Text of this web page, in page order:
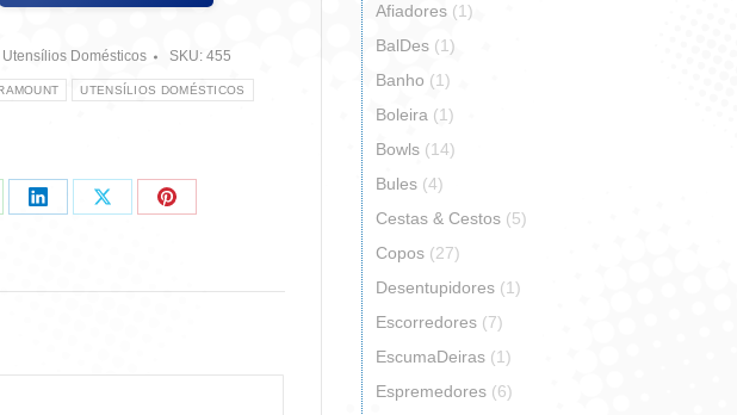
Utensílios Domésticos SKU:455
UTENSÍLIOS DOMÉSTICOS
CompartilharCompartilharCompartilhar
Afiadores (1)
BalDes (1)
Banho (1)
Boleira (1)
Bowls (14)
Bules (4)
Cestas & Cestos (5)
Copos (27)
Desentupidores (1)
Escorredores (7)
EscumaDeiras (1)
Espremedores (6)